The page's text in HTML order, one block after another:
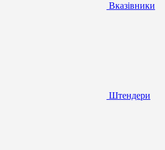
Вказівники
Штендери